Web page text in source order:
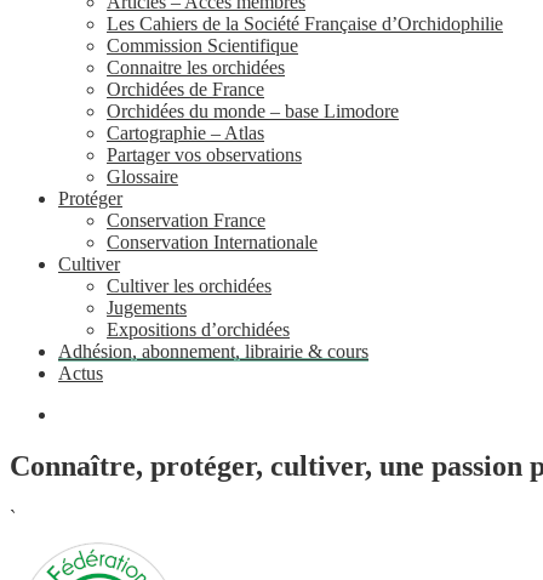
Les Cahiers de la Société Française d’Orchidophilie
Commission Scientifique
Connaitre les orchidées
Orchidées de France
Orchidées du monde – base Limodore
Cartographie – Atlas
Partager vos observations
Glossaire
Protéger
Conservation France
Conservation Internationale
Cultiver
Cultiver les orchidées
Jugements
Expositions d’orchidées
Adhésion, abonnement, librairie & cours
Actus
Connaître, protéger, cultiver, une passion
`